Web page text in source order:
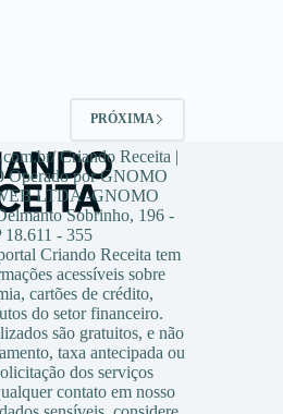
PRÓXIMA
Criando Receita |
Operado por GNOMO
LTDA -GNOMO
Sobrinho, 196 -
- 355
Criando Receita tem
acessíveis sobre
cartões de crédito,
do setor financeiro.
são gratuitos, e não
taxa antecipada ou
dos serviços
contato em nosso